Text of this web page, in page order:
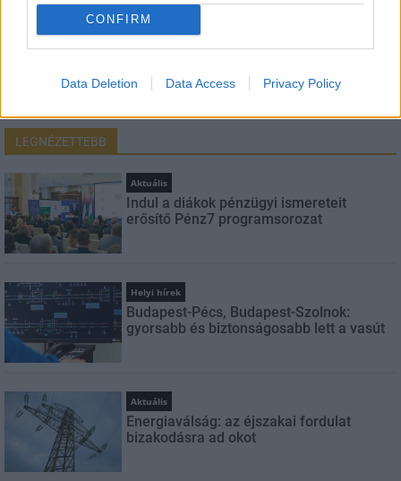
CONFIRM
Data Deletion Data Access Privacy Policy
Feliratkozom a hírlevélre és elfogadom azadatvédelmi
szabályzatot!
LEGNÉZETTEBB
Aktuális
Indul a diákok pénzügyi ismereteit
erősítő Pénz7 programsorozat
Helyi hírek
Budapest-Pécs, Budapest-Szolnok:
gyorsabb és biztonságosabb lett a vasút
Aktuális
Energiaválság: az éjszakai fordulat
bizakodásra ad okot